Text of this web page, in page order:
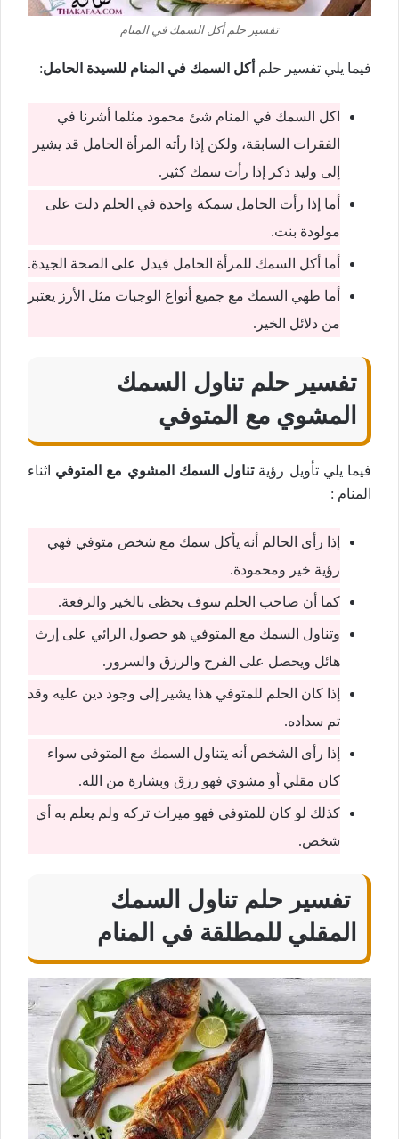
تفسير حلم أكل السمك في المنام
فيما يلي تفسير حلم أكل السمك في المنام للسيدة الحامل:
اكل السمك في المنام شئ محمود مثلما أشرنا في
الفقرات السابقة، ولكن إذا رأته المرأة الحامل قد يشير
إلى وليد ذكر إذا رأت سمك كثير.
أما إذا رأت الحامل سمكة واحدة في الحلم دلت على
مولودة بنت.
أما أكل السمك للمرأة الحامل فيدل على الصحة الجيدة.
أما طهي السمك مع جميع أنواع الوجبات مثل الأرز يعتبر
من دلائل الخير.
تفسير حلم تناول السمك
المشوي مع المتوفي
فيما يلي تأويل رؤيةتناول السمك المشوي مع المتوفي اثناء
المنام :
إذا رأى الحالم أنه يأكل سمك مع شخص متوفي فهي
رؤية خير ومحمودة.
كما أن صاحب الحلم سوف يحظى بالخير والرفعة.
وتناول السمك مع المتوفي هو حصول الرائي على إرث
هائل ويحصل على الفرح والرزق والسرور.
إذا كان الحلم للمتوفي هذا يشير إلى وجود دين عليه وقد
تم سداده.
إذا رأى الشخص أنه يتناول السمك مع المتوفى سواء
كان مقلي أو مشوي فهو رزق وبشارة من الله.
كذلك لو كان للمتوفي فهو ميراث تركه ولم يعلم به أي
شخص.
تفسير حلم تناول السمك
المقلي للمطلقة في المنام